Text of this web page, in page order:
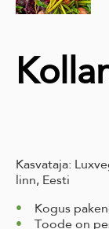
Kasvataja:
linn, Eesti
Kogus
Toode on